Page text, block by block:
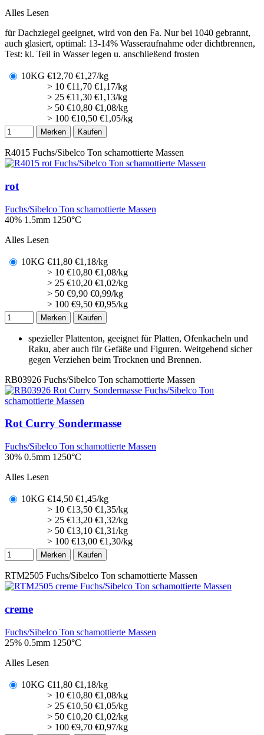
Alles Lesen
für Dachziegel geeignet, wird von den Fa. Nur bei 1040 gebrannt,
auch glasiert, optimal: 13-14% Wasseraufnahme oder dichtbrennen,
Test: kl. Teil in Wasser legen u. anschließend frosten
10KG €12,70 €1,27/kg
> 10 €11,70 €1,17/kg
> 25 €11,30 €1,13/kg
> 50 €10,80 €1,08/kg
> 100 €10,50 €1,05/kg
Merken Kaufen
R4015 Fuchs/Sibelco Ton schamottierte Massen
rot
Fuchs/Sibelco Ton schamottierte Massen
40% 1.5mm 1250°C
Alles Lesen
10KG €11,80 €1,18/kg
> 10 €10,80 €1,08/kg
> 25 €10,20 €1,02/kg
> 50 €9,90 €0,99/kg
> 100 €9,50 €0,95/kg
Merken Kaufen
spezieller Plattenton, geeignet für Platten, Ofenkacheln und
Raku, aber auch für Gefäße und Figuren. Weitgehend sicher
gegen Verziehen beim Trocknen und Brennen.
RB03926 Fuchs/Sibelco Ton schamottierte Massen
Rot Curry Sondermasse
Fuchs/Sibelco Ton schamottierte Massen
30% 0.5mm 1250°C
Alles Lesen
10KG €14,50 €1,45/kg
> 10 €13,50 €1,35/kg
> 25 €13,20 €1,32/kg
> 50 €13,10 €1,31/kg
> 100 €13,00 €1,30/kg
Merken Kaufen
RTM2505 Fuchs/Sibelco Ton schamottierte Massen
creme
Fuchs/Sibelco Ton schamottierte Massen
25% 0.5mm 1250°C
Alles Lesen
10KG €11,80 €1,18/kg
> 10 €10,80 €1,08/kg
> 25 €10,50 €1,05/kg
> 50 €10,20 €1,02/kg
> 100 €9,70 €0,97/kg